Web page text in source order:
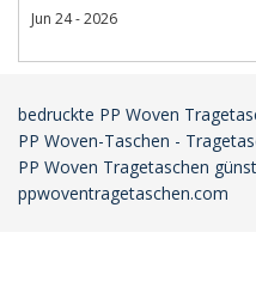
Jun 24 - 2026
bedruckte PP Woven
PP Woven-Taschen -
PP Woven Tragetaschen
ppwoventragetaschen.com